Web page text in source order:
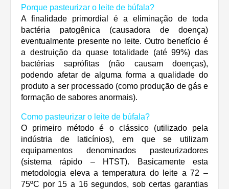
Porque pasteurizar o leite de búfala?
A finalidade primordial é a eliminação de toda
bactéria patogênica (causadora de doença)
eventualmente presente no leite. Outro benefício é
a destruição da quase totalidade (até 99%) das
bactérias saprófitas (não causam doenças),
podendo afetar de alguma forma a qualidade do
produto a ser processado (como produção de gás e
formação de sabores anormais).
Como pasteurizar o leite de búfala?
O primeiro método é o clássico (utilizado pela
indústria de laticínios), em que se utilizam
equipamentos denominados pasteurizadores
(sistema rápido – HTST). Basicamente esta
metodologia eleva a temperatura do leite a 72 –
75ºC por 15 a 16 segundos, sob certas garantias